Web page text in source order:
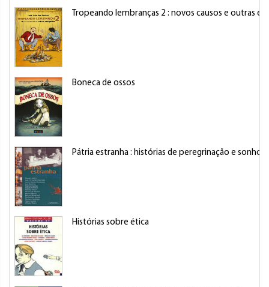
Tropeando lembranças 2 : novos causos e outras
Boneca de ossos
Pátria estranha : histórias de peregrinação e sonhos
Histórias sobre ética